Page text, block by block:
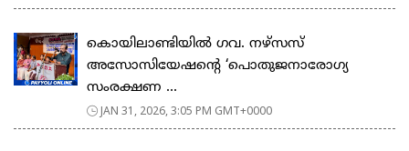
കൊയിലാണ്ടിയിൽ ഗവ. നഴ്സസ്
അസോസിയേഷന്റെ ‘പൊതുജനാരോഗ്യ
സംരക്ഷണ ...
JAN 31, 2026, 3:05 PM GMT+0000